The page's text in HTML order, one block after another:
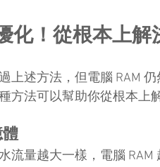
化！從根本上
上述方法，但電腦 RAM
方法可以幫助你從根本上
流量越大一樣，電腦